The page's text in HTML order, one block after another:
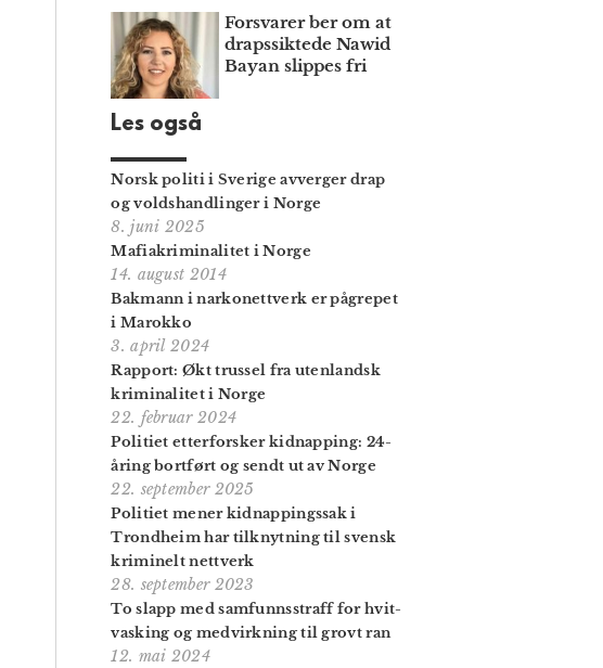
Forsvarer ber om at
draps­siktede Nawid
Bayan slippes fri
Les også
Norsk politi i Sverige avverger drap
og voldshandlinger i Norge
8. juni 2025
Mafiakriminalitet i Norge
14. august 2014
Bakmann i narkonettverk er pågrepet
i Marokko
3. april 2024
Rapport: Økt trussel fra utenlandsk
kriminalitet i Norge
22. februar 2024
Politiet etterforsker kidnapping: 24-
åring bortført og sendt ut av Norge
22. september 2025
Politiet mener kidnappingssak i
Trondheim har tilknytning til svensk
kriminelt nettverk
28. september 2023
To slapp med sam­funns­straff for hvit­
vasking og med­virkning til grovt ran
12. mai 2024